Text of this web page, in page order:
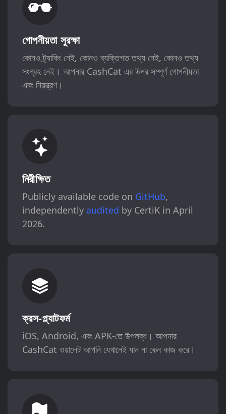
গোপনীয়তা সুরক্ষা
কোনও ট্র্যাকিং নেই, কোনও ব্যক্তিগত তথ্য নেই, কোনও তথ্য
সংগ্রহ নেই। আপনার CashCat এর উপর সম্পূর্ণ গোপনীয়তা
এবং নিয়ন্ত্রণ।
নিরীক্ষিত
Publicly available code on GitHub,
independently audited by CertiK in April
2026.
ক্রস-প্ল্যাটফর্ম
iOS, Android, এবং APK-তে উপলব্ধ। আপনার
CashCat ওয়ালেট আপনি যেখানেই যান না কেন কাজ করে।